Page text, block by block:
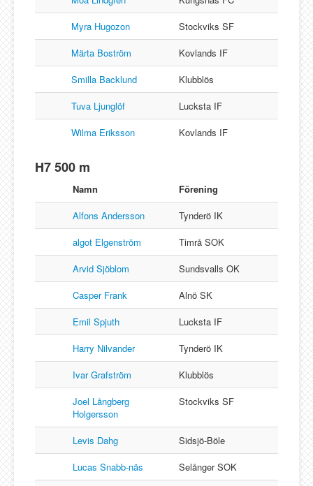
Myra Hugozon
Stockviks SF
Märta Boström
Kovlands IF
Smilla Backlund
Klubblös
Tuva Ljunglöf
Lucksta IF
Wilma Eriksson
Kovlands IF
H7 500 m
Namn
Förening
Alfons Andersson
Tynderö IK
algot Elgenström
Timrå SOK
Arvid Sjöblom
Sundsvalls OK
Casper Frank
Alnö SK
Emil Spjuth
Lucksta IF
Harry Nilvander
Tynderö IK
Ivar Grafström
Klubblös
Joel Långberg
Holgersson
Stockviks SF
Levis Dahg
Sidsjö-Böle
Lucas Snabb-näs
Selånger SOK